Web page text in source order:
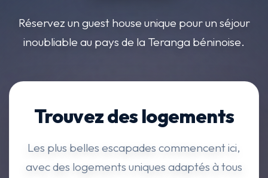
Trouvez des logements
Les plus belles escapades commencent ici,
avec des logements uniques adaptés à tous
Réservez un guest house unique pour un séjour
inoubliable au pays de la Teranga béninoise.